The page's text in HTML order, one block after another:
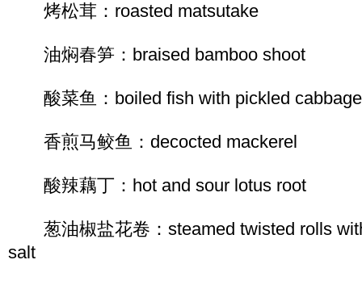
烤松茸：roasted matsutake
油焖春笋：braised bamboo shoot
酸菜鱼：boiled fish with pickled
香煎马鲛鱼：decocted mackerel
酸辣藕丁：hot and sour lotus root
葱油椒盐花卷：steamed twisted rolls
salt